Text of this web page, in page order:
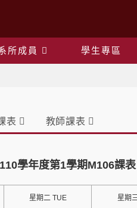
所成員 學生專區
表 教師課表
110學年度第1學期M106課表
星期二 TUE 星期